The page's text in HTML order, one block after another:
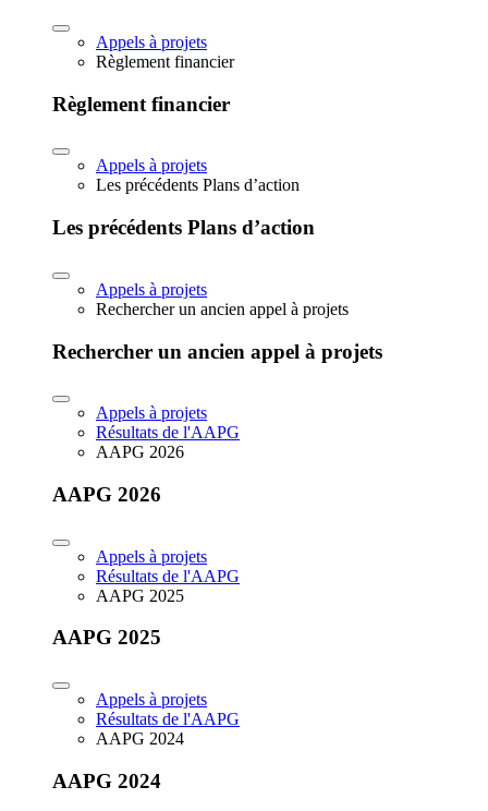
Appels à projets
Règlement financier
Règlement financier
Appels à projets
Les précédents Plans d’action
Les précédents Plans d’action
Appels à projets
Rechercher un ancien appel à projets
Rechercher un ancien appel à projets
Appels à projets
Résultats de l'AAPG
AAPG 2026
AAPG 2026
Appels à projets
Résultats de l'AAPG
AAPG 2025
AAPG 2025
Appels à projets
Résultats de l'AAPG
AAPG 2024
AAPG 2024